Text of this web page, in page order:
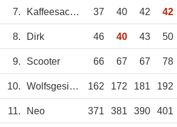
7. Kaffeesachse 37 40 42 42
8. Dirk 46 40 43 50
9. Scooter 66 67 67 78
10. Wolfsgesicht 162 172 181 192
11. Neo 371 381 390 401